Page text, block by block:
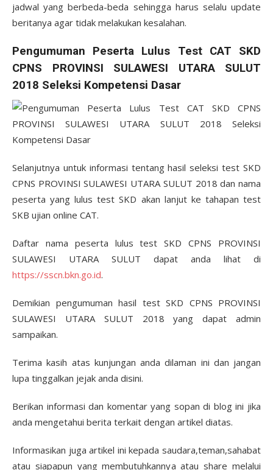
jadwal yang berbeda-beda sehingga harus selalu update
beritanya agar tidak melakukan kesalahan.
Pengumuman Peserta Lulus Test CAT SKD
CPNS PROVINSI SULAWESI UTARA SULUT
2018 Seleksi Kompetensi Dasar
Selanjutnya untuk informasi tentang hasil seleksi test SKD
CPNS PROVINSI SULAWESI UTARA SULUT 2018 dan nama
peserta yang lulus test SKD akan lanjut ke tahapan test
SKB ujian online CAT.
Daftar nama peserta lulus test SKD CPNS PROVINSI
SULAWESI UTARA SULUT dapat anda lihat di
https://sscn.bkn.go.id.
Demikian pengumuman hasil test SKD CPNS PROVINSI
SULAWESI UTARA SULUT 2018 yang dapat admin
sampaikan.
Terima kasih atas kunjungan anda dilaman ini dan jangan
lupa tinggalkan jejak anda disini.
Berikan informasi dan komentar yang sopan di blog ini jika
anda mengetahui berita terkait dengan artikel diatas.
Informasikan juga artikel ini kepada saudara,teman,sahabat
atau siapapun yang membutuhkannya atau share melalui